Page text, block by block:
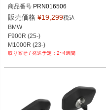
+)：PRN035244-035464-13
BMW F 900 XR Sport (2025+)：PRN
035244-035464-14
BMW F 900 R (2025+)：PRN03524
4-035464-15
BMW F 900 R Triple Black (2025+)：
PRN035244-035464-16
BMW F 900 R Sport (2025+)：PRN0
商品番号 PRN016506
PRN016506-01
PRN016506-02
PRN016506-03
PRN016506-04
PRN016506-05
PRN016506-07
販売価格 ¥19,299税込
BMW
F900R (25-)
M1000R (23-)
M1000XR (24-)
2~4週間